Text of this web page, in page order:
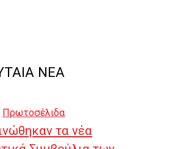
ΝΕΑ
Πρωτοσέλιδα
τα νέα